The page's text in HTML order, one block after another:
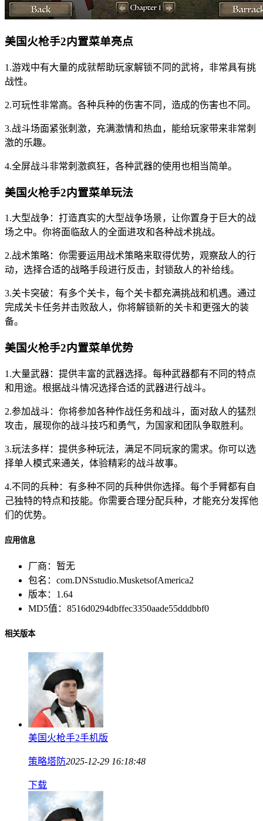
美国火枪手2内置菜单亮点
1.游戏中有大量的成就帮助玩家解锁不同的武将，非常具有挑
战性。
2.可玩性非常高。各种兵种的伤害不同，造成的伤害也不同。
3.战斗场面紧张刺激，充满激情和热血，能给玩家带来非常刺
激的乐趣。
4.全屏战斗非常刺激疯狂，各种武器的使用也相当简单。
美国火枪手2内置菜单玩法
1.大型战争：打造真实的大型战争场景，让你置身于巨大的战
场之中。你将面临敌人的全面进攻和各种战术挑战。
2.战术策略：你需要运用战术策略来取得优势，观察敌人的行
动，选择合适的战略手段进行反击，封锁敌人的补给线。
3.关卡突破：有多个关卡，每个关卡都充满挑战和机遇。通过
完成关卡任务并击败敌人，你将解锁新的关卡和更强大的装
备。
美国火枪手2内置菜单优势
1.大量武器：提供丰富的武器选择。每种武器都有不同的特点
和用途。根据战斗情况选择合适的武器进行战斗。
2.参加战斗：你将参加各种作战任务和战斗，面对敌人的猛烈
攻击，展现你的战斗技巧和勇气，为国家和团队争取胜利。
3.玩法多样：提供多种玩法，满足不同玩家的需求。你可以选
择单人模式来通关，体验精彩的战斗故事。
4.不同的兵种：有多种不同的兵种供你选择。每个手臂都有自
己独特的特点和技能。你需要合理分配兵种，才能充分发挥他
们的优势。
应用信息
厂商： 暂无
包名： com.DNSstudio.MusketsofAmerica2
版本： 1.64
MD5值： 8516d0294dbffec3350aade55dddbbf0
相关版本
美国火枪手2手机版
策略塔防2025-12-29 16:18:48
下载